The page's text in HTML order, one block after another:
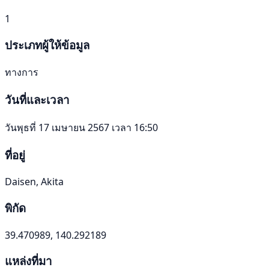
1
ประเภทผู้ให้ข้อมูล
ทางการ
วันที่และเวลา
วันพุธที่ 17 เมษายน 2567 เวลา 16:50
ที่อยู่
Daisen, Akita
พิกัด
39.470989, 140.292189
แหล่งที่มา